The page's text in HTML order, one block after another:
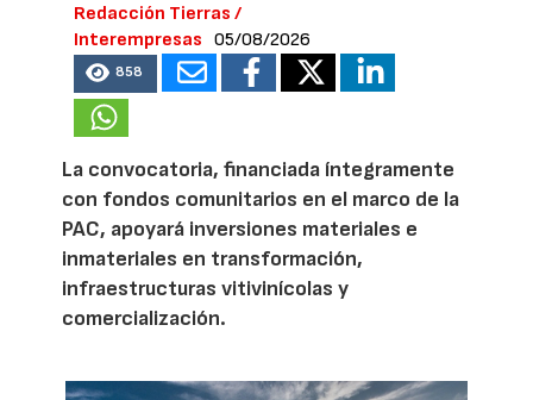
Redacción Tierras /
Interempresas
05/08/2026
858
La convocatoria, financiada íntegramente
con fondos comunitarios en el marco de la
PAC, apoyará inversiones materiales e
inmateriales en transformación,
infraestructuras vitivinícolas y
comercialización.